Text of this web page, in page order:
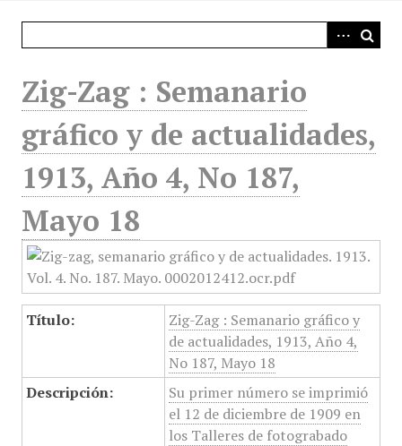
Zig-Zag : Semanario
gráfico y de actualidades,
1913, Año 4, No 187,
Mayo 18
Título:
Zig-Zag : Semanario gráfico y
de actualidades, 1913, Año 4,
No 187, Mayo 18
Descripción:
Su primer número se imprimió
el 12 de diciembre de 1909 en
los Talleres de fotograbado